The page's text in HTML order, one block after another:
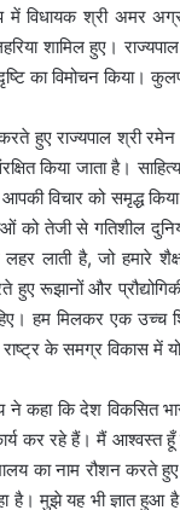
में विधायक श्री अमर
शामिल हुए।
का विमोचन किया।
करते हुए राज्यपाल श्री
किया जाता है।
विचार को समृद्ध किया
को तेजी से गतिशील
लहर लाती है, जो हमारे
रूझानों और
हम मिलकर एक
के समग्र विकास में
ने कहा कि देश
कर रहे हैं। मैं आश्वस्त हूँ
का नाम रौशन करते
मुझे यह भी ज्ञात हुआ है